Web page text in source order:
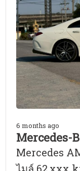
6 months ago
Mercedes-
Mercedes